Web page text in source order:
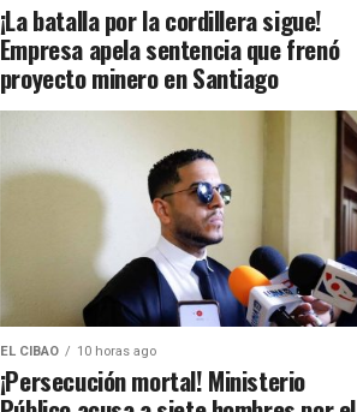
¡La batalla por la cordillera sigue!
Empresa apela sentencia que frenó
proyecto minero en Santiago
EL CIBAO 10 horas ago
¡Persecución mortal! Ministerio